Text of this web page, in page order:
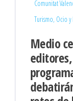
Comunitat
Turismo, Ocio y
Medio